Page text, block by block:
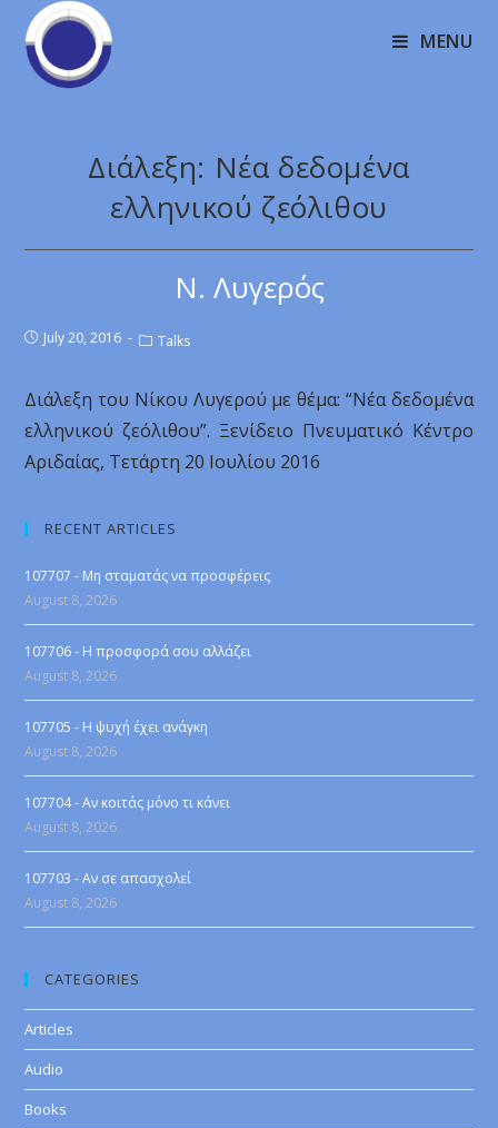
MENU
Διάλεξη: Νέα δεδομένα
ελληνικού ζεόλιθου
Ν. Λυγερός
July 20, 2016 Talks
Διάλεξη του Νίκου Λυγερού με θέμα: “Νέα δεδομένα
ελληνικού ζεόλιθου”. Ξενίδειο Πνευματικό Κέντρο
Αριδαίας, Τετάρτη 20 Ιουλίου 2016
RECENT ARTICLES
107707 - Μη σταματάς να προσφέρεις
August 8, 2026
107706 - Η προσφορά σου αλλάζει
August 8, 2026
107705 - Η ψυχή έχει ανάγκη
August 8, 2026
107704 - Αν κοιτάς μόνο τι κάνει
August 8, 2026
107703 - Αν σε απασχολεί
August 8, 2026
CATEGORIES
Articles
Audio
Books